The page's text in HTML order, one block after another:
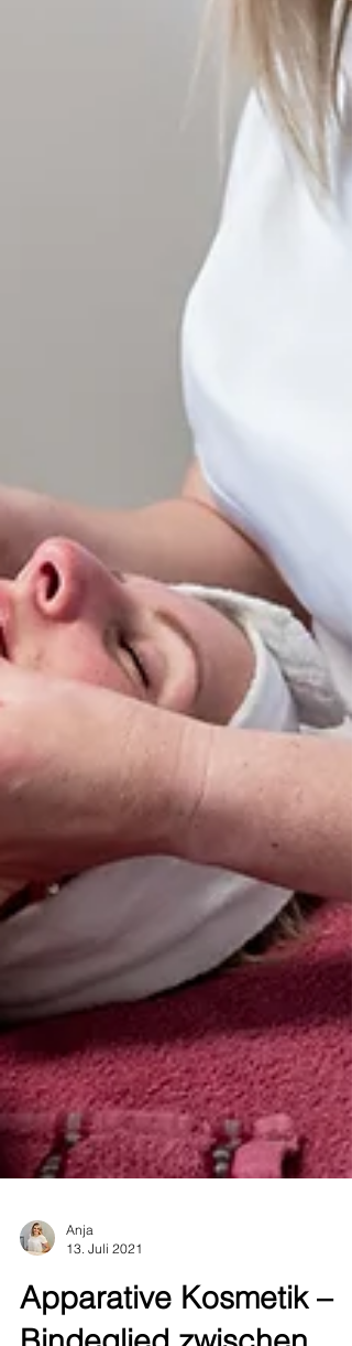
Anja
13. Juli 2021